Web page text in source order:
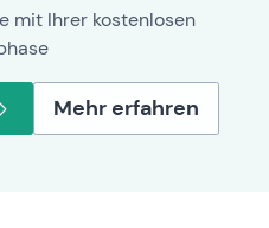
mit Ihrer kostenlosen
Mehr erfahren